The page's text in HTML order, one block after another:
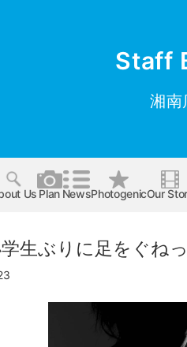
Staff
湘南
Us Plan NewsPhotogenicOur
生ぶりに足をぐね